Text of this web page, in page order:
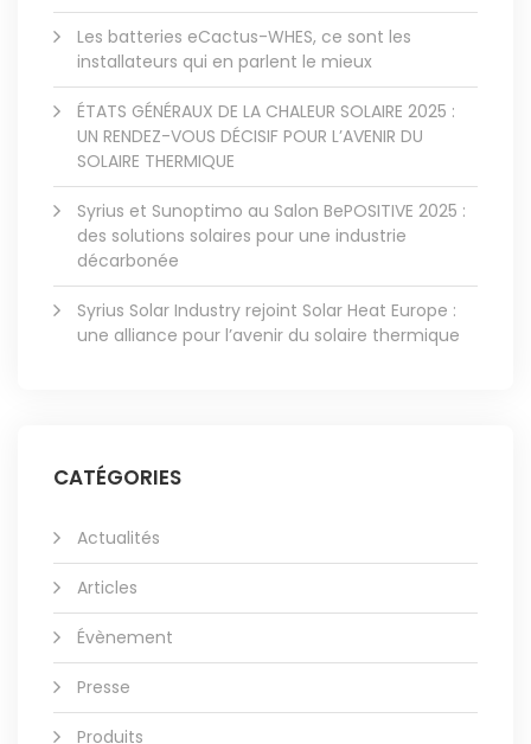
Les batteries eCactus-WHES, ce sont les
installateurs qui en parlent le mieux
ÉTATS GÉNÉRAUX DE LA CHALEUR SOLAIRE 2025 :
UN RENDEZ-VOUS DÉCISIF POUR L’AVENIR DU
SOLAIRE THERMIQUE
Syrius et Sunoptimo au Salon BePOSITIVE 2025 :
des solutions solaires pour une industrie
décarbonée
Syrius Solar Industry rejoint Solar Heat Europe :
une alliance pour l’avenir du solaire thermique
CATÉGORIES
Actualités
Articles
Évènement
Presse
Produits